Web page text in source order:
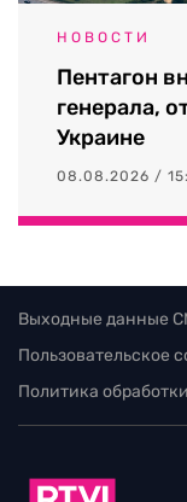
НОВОСТИ
Пентагон
генерала,
Украине
08.08.2026 /
Выходные данные
Пользовательское
Политика